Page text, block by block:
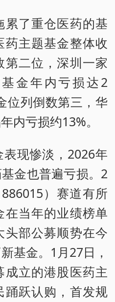
了重仓医药的基
主题基金整体收
二位，深圳一家
金年内亏损达2
位列倒数第三，华
内亏损约13%。
现惨淡，2026年
金也普遍亏损。2
）赛道有所
在当年的业绩榜单
头部公募顺势在今
基金。1月27日，
成立的港股医药主
踊跃认购，首发规